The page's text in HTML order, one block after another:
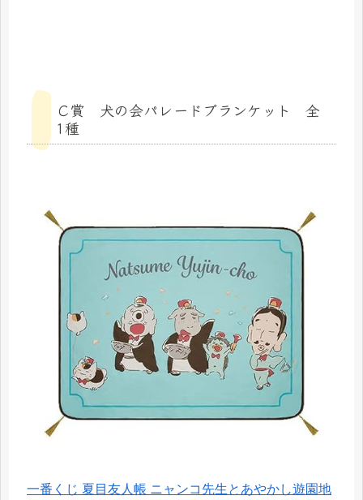
Ｃ賞 犬の会パレードブランケット 全
1種
一番くじ 夏目友人帳 ニャンコ先生とあやかし遊園地